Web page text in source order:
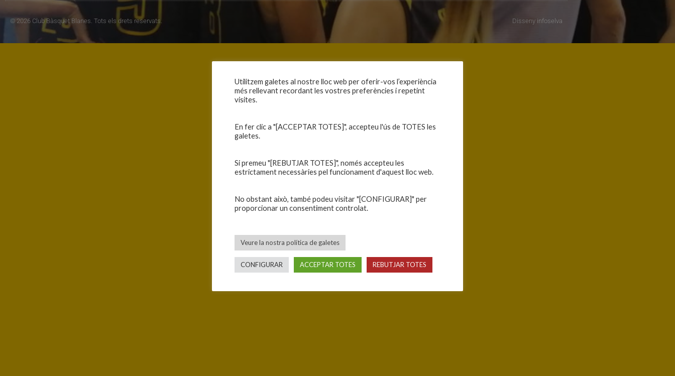
© 2026 Club Bàsquet Blanes. Tots els drets reservats. Disseny infoselva
Utilitzem galetes al nostre lloc web per oferir-vos l’experiència
més rellevant recordant les vostres preferències i repetint
visites.
En fer clic a "[ACCEPTAR TOTES]", accepteu l'ús de TOTES les
galetes.
Si premeu "[REBUTJAR TOTES]", només accepteu les
estrictament necessàries pel funcionament d'aquest lloc web.
No obstant això, també podeu visitar "[CONFIGURAR]" per
proporcionar un consentiment controlat.
Veure la nostra política de galetes
CONFIGURAR ACCEPTAR TOTES REBUTJAR TOTES